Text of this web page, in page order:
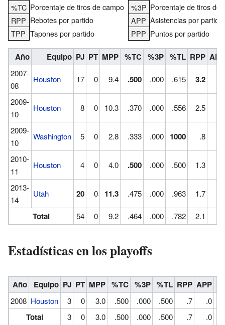
%TC Porcentaje de tiros de campo %3P Porcentaje de tiros de
RPP Rebotes por partido APP Asistencias por partido
TPP Tapones por partido PPP Puntos por partido
Año Equipo PJ PT MPP %TC %3P %TL RPP APP
2007-
08
Houston 17 0 9.4 .500 .000 .615 3.2
2009-
10
Houston 8 0 10.3 .370 .000 .556 2.5
2009-
10
Washington 5 0 2.8 .333 .000 1000 .8
2010-
11
Houston 4 0 4.0 .500 .000 .500 1.3
2013-
14
Utah 20 0 11.3 .475 .000 .963 1.7
Total 54 0 9.2 .464 .000 .782 2.1
Estadísticas en los playoffs
Año Equipo PJ PT MPP %TC %3P %TL RPP APP
2008 Houston 3 0 3.0 .500 .000 .500 .7 .0
Total 3 0 3.0 .500 .000 .500 .7 .0